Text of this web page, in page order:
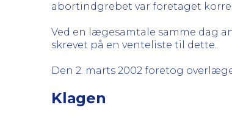
abortindgrebet var foretaget
Ved en lægesamtale samme dag
skrevet på en venteliste til dette.
Den 2. marts 2002 foretog
Klagen